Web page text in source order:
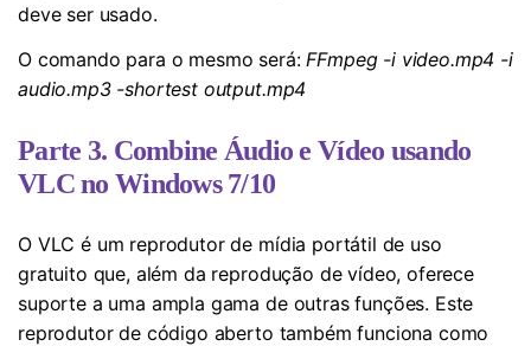
deve ser usado.
O comando para o mesmo será: FFmpeg -i video.mp4 -i
audio.mp3 -shortest output.mp4
Parte 3. Combine Áudio e Vídeo usando
VLC no Windows 7/10
O VLC é um reprodutor de mídia portátil de uso
gratuito que, além da reprodução de vídeo, oferece
suporte a uma ampla gama de outras funções. Este
reprodutor de código aberto também funciona como